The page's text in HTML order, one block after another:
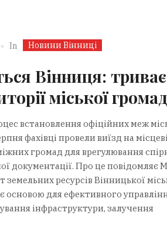
In Новини Вінниці
Вінниця: триває
міської
встановлення офіційних меж
фахівці провели виїзд на
громад для врегулювання
документації. Про це повідомляє
ресурсів Вінницької
основою для ефективного
інфраструктури, залучення